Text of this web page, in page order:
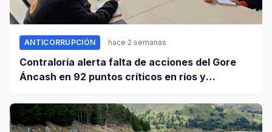
ANTICORRUPCIÓN hace 2 semanas
Contraloría alerta falta de acciones del Gore
Áncash en 92 puntos críticos en ríos y